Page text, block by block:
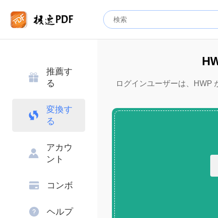
推薦す
る
変換す
る
アカウ
ント
コンボ
ヘルプ
ログインユーザーは、HWP